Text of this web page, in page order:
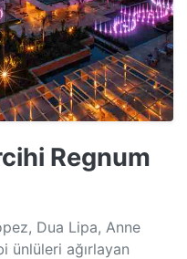
Regnum
Dua Lipa, Anne
ünlüleri ağırlayan